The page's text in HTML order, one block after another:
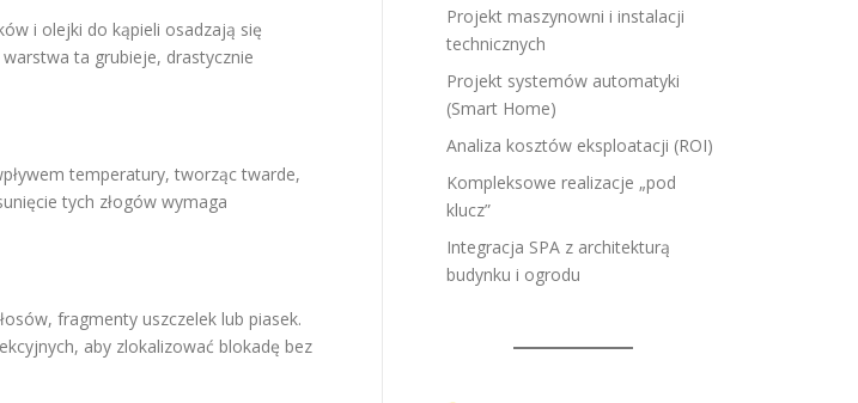
i olejki do kąpieli osadzają się
ta grubieje, drastycznie
temperatury, tworząc twarde,
tych złogów wymaga
fragmenty uszczelek lub piasek.
aby zlokalizować blokadę bez
Projekt maszynowni i instalacji
technicznych
Projekt systemów automatyki
(Smart Home)
Analiza kosztów eksploatacji (ROI)
Kompleksowe realizacje „pod
klucz”
Integracja SPA z architekturą
budynku i ogrodu